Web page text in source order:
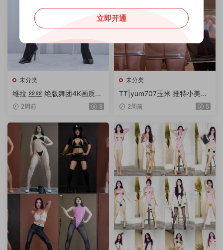
未分类
维拉 丝丝 绝版舞团4K画质流
出专版 18V/10G
2周前 8
未分类
TT|yum707玉米 推特小美女
世界杯主题-2-乖男孩会得到
2周前 5
立即开通